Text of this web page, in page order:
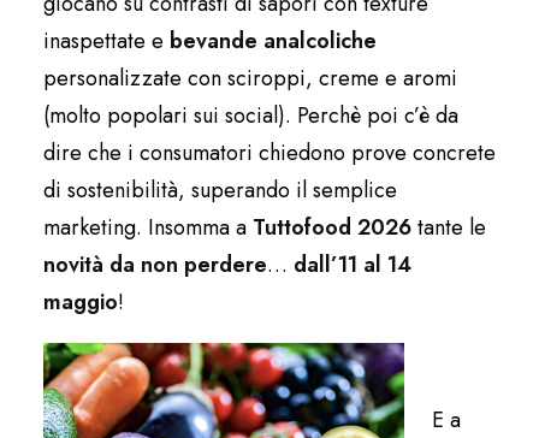
inaspettate e bevande analcoliche
personalizzate con sciroppi, creme e aromi
(molto popolari sui social). Perchè poi c’è da
dire che i consumatori chiedono prove concrete
di sostenibilità, superando il semplice
marketing. Insomma a Tuttofood 2026tante le
novità da non perdere… dall’11 al 14
maggio!
E a